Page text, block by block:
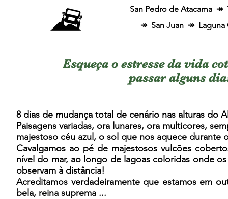
San Pedro de Atacama
↠ San Juan ↠ Laguna
Esqueça o estresse da vida
passar alguns
8 dias de mudança total de cenário nas alturas do
Paisagens variadas, ora lunares, ora multicores,
majestoso céu azul, o sol que nos aquece
Cavalgamos ao pé de majestosos vulcões
nível do mar, ao longo de lagoas coloridas onde
observam à distância!
Acreditamos verdadeiramente que estamos em
bela, reina suprema ...